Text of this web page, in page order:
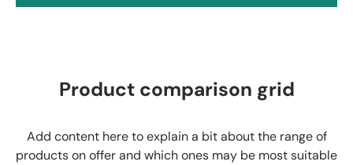
Product comparison grid
Add content here to explain a bit about the range of
products on offer and which ones may be most suitable